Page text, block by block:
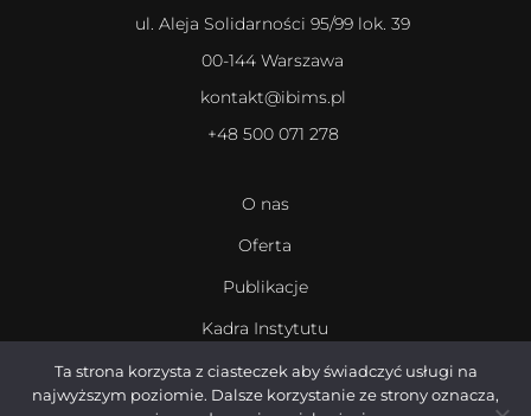
ul. Aleja Solidarności 95/99 lok. 39
00-144 Warszawa
kontakt@ibims.pl
+48 500 071 278
O nas
Oferta
Publikacje
Kadra Instytutu
Kariera
Ta strona korzysta z ciasteczek aby świadczyć usługi na
najwyższym poziomie. Dalsze korzystanie ze strony oznacza,